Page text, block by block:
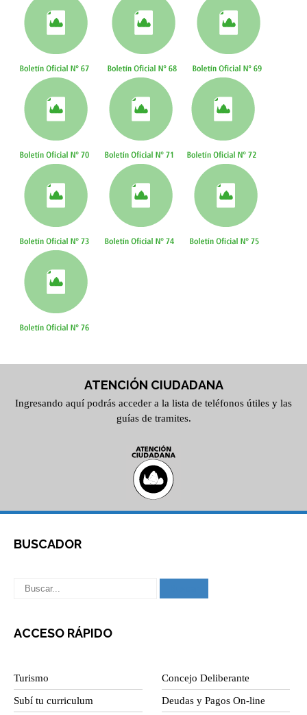
ATENCIÓN CIUDADANA
Ingresando aquí podrás acceder a la lista de teléfonos útiles y las
guías de tramites.
BUSCADOR
ACCESO RÁPIDO
Turismo Concejo Deliberante
Subí tu curriculum Deudas y Pagos On-line